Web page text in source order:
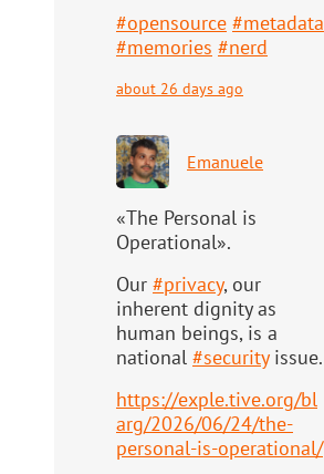
#opensource #metadata
#memories #nerd
about 26 days ago
Emanuele
«The Personal is
Operational».
Our #privacy, our
inherent dignity as
human beings, is a
national #securityissue.
https://exple.tive.org/bl
arg/2026/06/24/the-
personal-is-operational/